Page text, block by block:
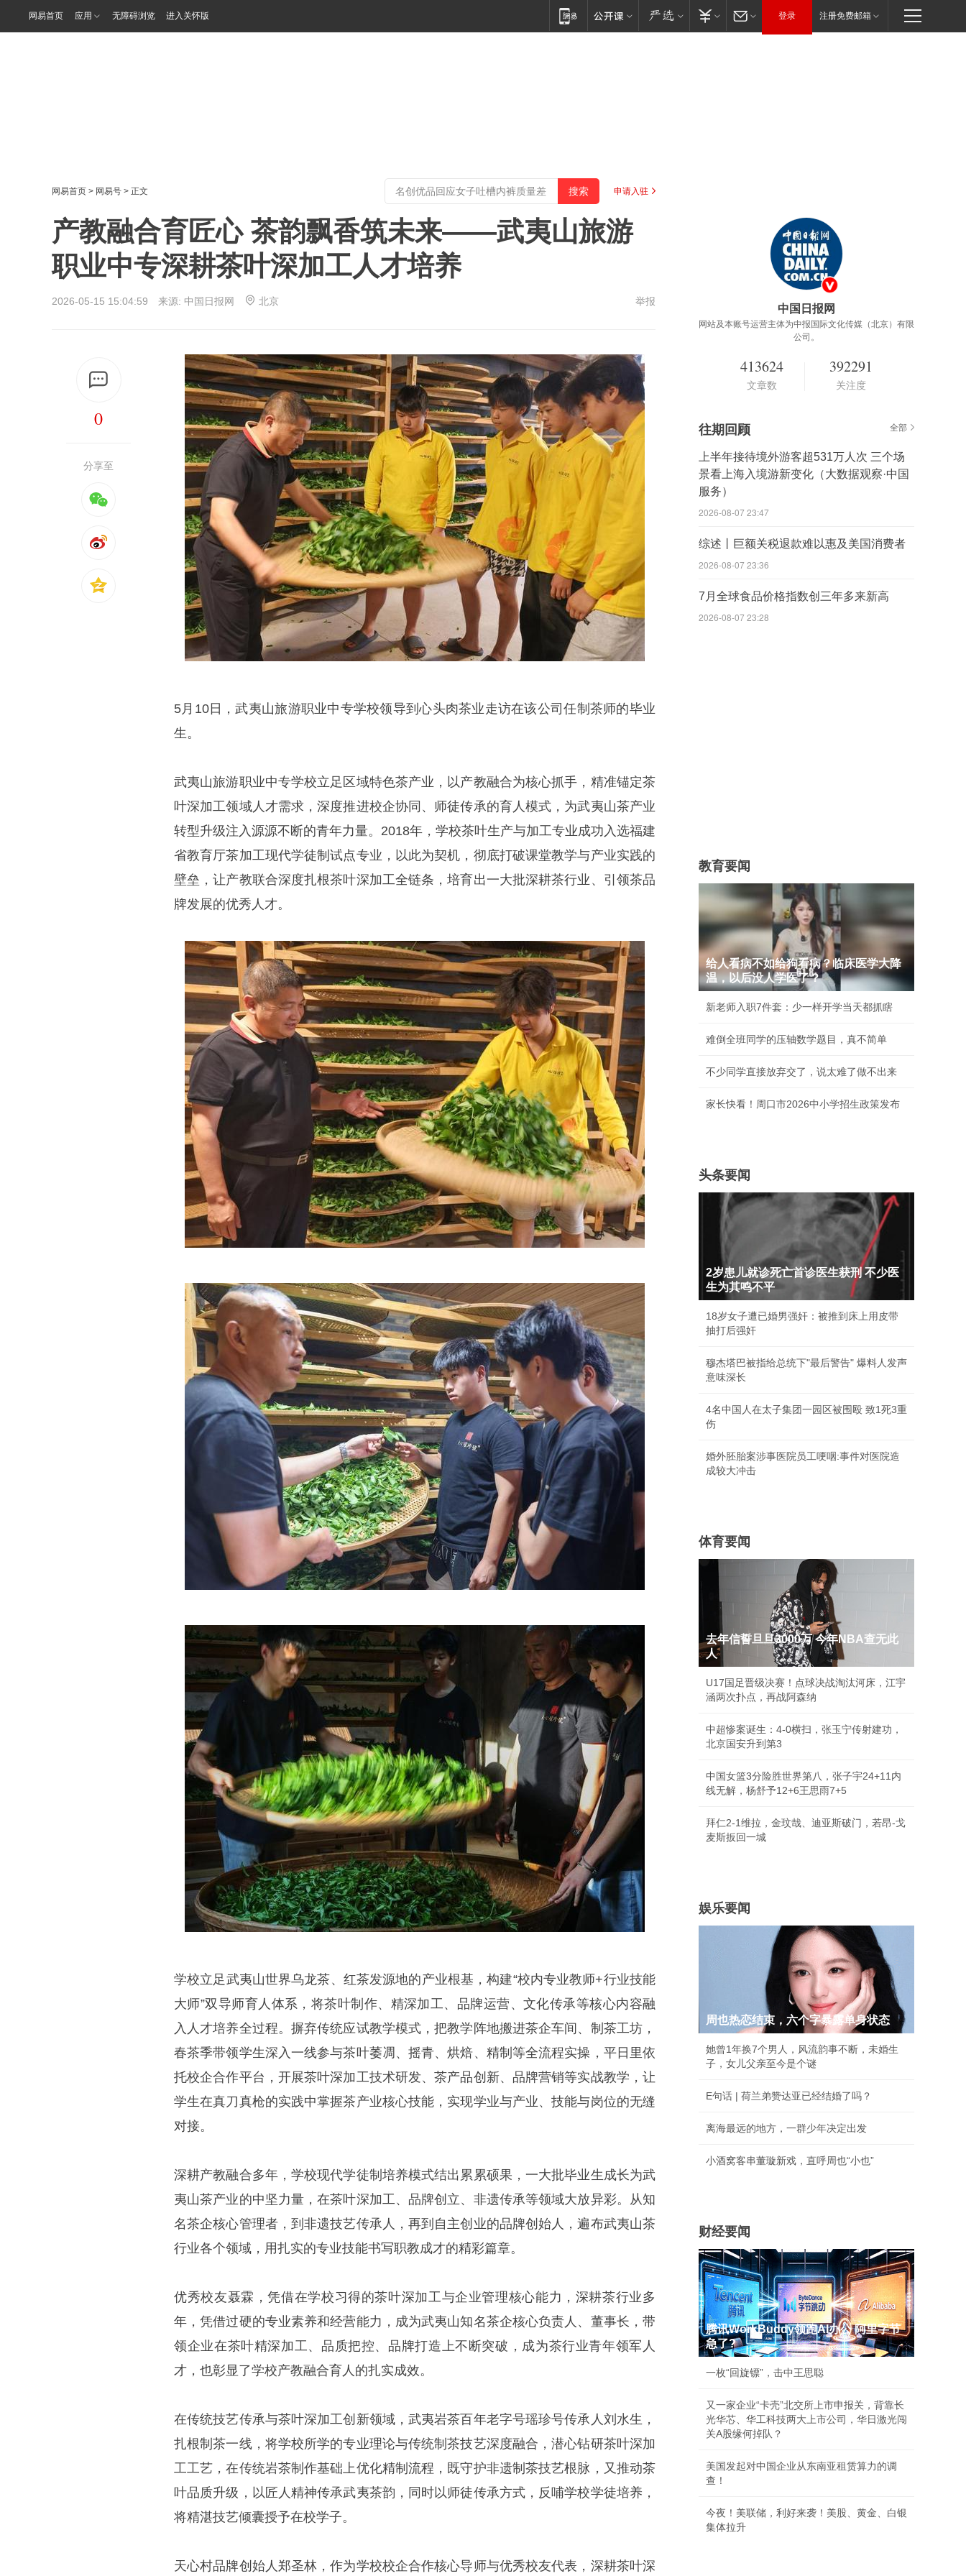
网易首页 应用 无障碍浏览 进入关怀版 登录 注册免费邮箱
网易首页 > 网易号 > 正文 申请入驻
产教融合育匠心 茶韵飘香筑未来——武夷山旅游
职业中专深耕茶叶深加工人才培养
2026-05-15 15:04:59 来源: 中国日报网 北京 举报
0
分享至
5月10日，武夷山旅游职业中专学校领导到心头肉茶业走访在该公司任制茶师的毕业
生。
武夷山旅游职业中专学校立足区域特色茶产业，以产教融合为核心抓手，精准锚定茶
叶深加工领域人才需求，深度推进校企协同、师徒传承的育人模式，为武夷山茶产业
转型升级注入源源不断的青年力量。2018年，学校茶叶生产与加工专业成功入选福建
省教育厅茶加工现代学徒制试点专业，以此为契机，彻底打破课堂教学与产业实践的
壁垒，让产教联合深度扎根茶叶深加工全链条，培育出一大批深耕茶行业、引领茶品
牌发展的优秀人才。
学校立足武夷山世界乌龙茶、红茶发源地的产业根基，构建“校内专业教师+行业技能
大师”双导师育人体系，将茶叶制作、精深加工、品牌运营、文化传承等核心内容融
入人才培养全过程。摒弃传统应试教学模式，把教学阵地搬进茶企车间、制茶工坊，
春茶季带领学生深入一线参与茶叶萎凋、摇青、烘焙、精制等全流程实操，平日里依
托校企合作平台，开展茶叶深加工技术研发、茶产品创新、品牌营销等实战教学，让
学生在真刀真枪的实践中掌握茶产业核心技能，实现学业与产业、技能与岗位的无缝
对接。
深耕产教融合多年，学校现代学徒制培养模式结出累累硕果，一大批毕业生成长为武
夷山茶产业的中坚力量，在茶叶深加工、品牌创立、非遗传承等领域大放异彩。从知
名茶企核心管理者，到非遗技艺传承人，再到自主创业的品牌创始人，遍布武夷山茶
行业各个领域，用扎实的专业技能书写职教成才的精彩篇章。
优秀校友聂霖，凭借在学校习得的茶叶深加工与企业管理核心能力，深耕茶行业多
年，凭借过硬的专业素养和经营能力，成为武夷山知名茶企核心负责人、董事长，带
领企业在茶叶精深加工、品质把控、品牌打造上不断突破，成为茶行业青年领军人
才，也彰显了学校产教融合育人的扎实成效。
在传统技艺传承与茶叶深加工创新领域，武夷岩茶百年老字号瑶珍号传承人刘水生，
扎根制茶一线，将学校所学的专业理论与传统制茶技艺深度融合，潜心钻研茶叶深加
工工艺，在传统岩茶制作基础上优化精制流程，既守护非遗制茶技艺根脉，又推动茶
叶品质升级，以匠人精神传承武夷茶韵，同时以师徒传承方式，反哺学校学徒培养，
将精湛技艺倾囊授予在校学子。
天心村品牌创始人郑圣林，作为学校校企合作核心导师与优秀校友代表，深耕茶叶深
中国日报网
网站及本账号运营主体为中报国际文化传媒（北京）有限
公司。
413624
文章数
392291
关注度
往期回顾 全部
上半年接待境外游客超531万人次 三个场
景看上海入境游新变化（大数据观察·中国
服务）
2026-08-07 23:47
综述丨巨额关税退款难以惠及美国消费者
2026-08-07 23:36
7月全球食品价格指数创三年多来新高
2026-08-07 23:28
教育要闻
给人看病不如给狗看病？临床医学大降
温，以后没人学医了？
新老师入职7件套：少一样开学当天都抓瞎
难倒全班同学的压轴数学题目，真不简单
不少同学直接放弃交了，说太难了做不出来
家长快看！周口市2026中小学招生政策发布
头条要闻
2岁患儿就诊死亡首诊医生获刑 不少医
生为其鸣不平
18岁女子遭已婚男强奸：被推到床上用皮带
抽打后强奸
穆杰塔巴被指给总统下"最后警告" 爆料人发声
意味深长
4名中国人在太子集团一园区被围殴 致1死3重
伤
婚外胚胎案涉事医院员工哽咽:事件对医院造
成较大冲击
体育要闻
去年信誓旦旦3000万 今年NBA查无此
人
U17国足晋级决赛！点球决战淘汰河床，江宇
涵两次扑点，再战阿森纳
中超惨案诞生：4-0横扫，张玉宁传射建功，
北京国安升到第3
中国女篮3分险胜世界第八，张子宇24+11内
线无解，杨舒予12+6王思雨7+5
拜仁2-1维拉，金玟哉、迪亚斯破门，若昂-戈
麦斯扳回一城
娱乐要闻
周也热恋结束，六个字暴露单身状态
她曾1年换7个男人，风流韵事不断，未婚生
子，女儿父亲至今是个谜
E句话 | 荷兰弟赞达亚已经结婚了吗？
离海最远的地方，一群少年决定出发
小酒窝客串董璇新戏，直呼周也“小也”
财经要闻
腾讯WorkBuddy领跑AI办公 阿里字节
急了?
一枚“回旋镖”，击中王思聪
又一家企业“卡壳”北交所上市申报关，背靠长
光华芯、华工科技两大上市公司，华日激光闯
关A股缘何掉队？
美国发起对中国企业从东南亚租赁算力的调
查！
今夜！美联储，利好来袭！美股、黄金、白银
集体拉升